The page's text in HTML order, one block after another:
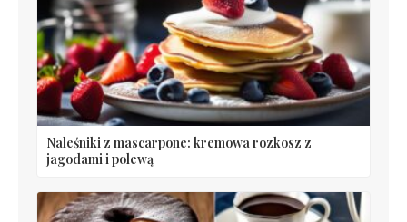
Naleśniki z mascarpone: kremowa rozkosz z
jagodami i polewą